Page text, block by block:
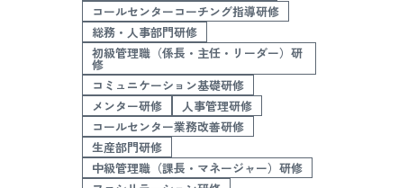
コールセンターコーチング指導研修
総務・人事部門研修
初級管理職（係長・主任・リーダー）研
修
コミュニケーション基礎研修
メンター研修
人事管理研修
コールセンター業務改善研修
生産部門研修
中級管理職（課長・マネージャー）研修